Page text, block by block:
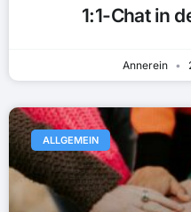
1:1-Chat in
Annerein
ALLGEMEIN